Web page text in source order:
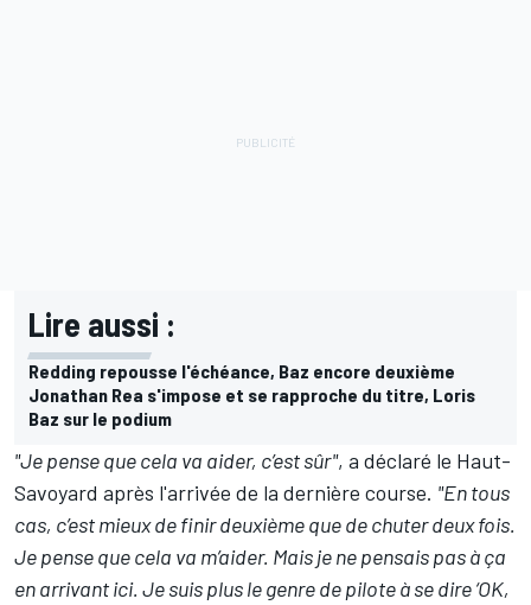
Lire aussi :
Redding repousse l'échéance, Baz encore deuxième
Jonathan Rea s'impose et se rapproche du titre, Loris
Baz sur le podium
"Je pense que cela va aider, c’est sûr", a déclaré le Haut-
Savoyard après l'arrivée de la dernière course. "En tous
cas, c’est mieux de finir deuxième que de chuter deux fois.
Je pense que cela va m’aider. Mais je ne pensais pas à ça
en arrivant ici. Je suis plus le genre de pilote à se dire ‘OK,